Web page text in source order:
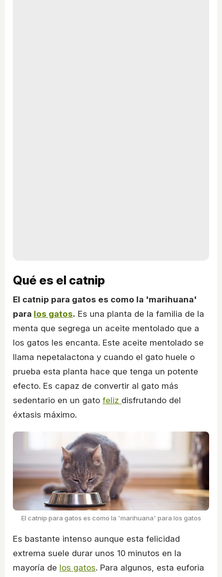
Qué es el catnip
El catnip para gatos es como la 'marihuana'
para los gatos. Es una planta de la familia de la
menta que segrega un aceite mentolado que a
los gatos les encanta. Este aceite mentolado se
llama nepetalactona y cuando el gato huele o
prueba esta planta hace que tenga un potente
efecto. Es capaz de convertir al gato más
sedentario en un gato feliz disfrutando del
éxtasis máximo.
El catnip para gatos es como la 'marihuana' para los gatos
Es bastante intenso aunque esta felicidad
extrema suele durar unos 10 minutos en la
mayoría de los gatos. Para algunos, esta euforia